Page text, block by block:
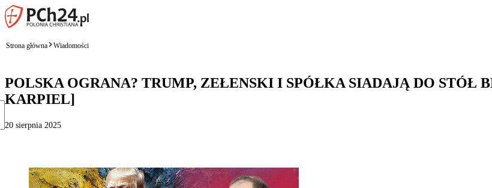
Strona główna Wiadomości
POLSKA OGRANA? TRUMP, ZEŁENSKI I SPÓŁKA SIADAJĄ DO STÓŁ
KARPIEL]
20 sierpnia 2025